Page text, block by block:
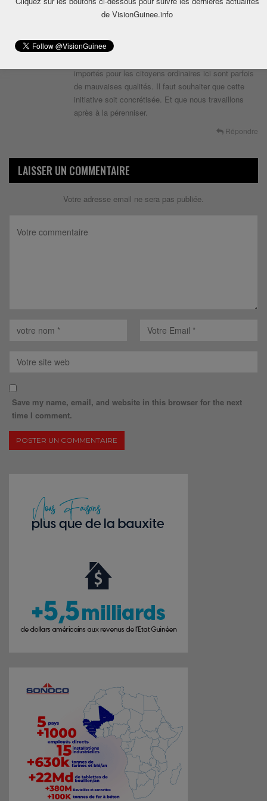
D’où l’intérêt des propos tenus par le chef de l’Etat. Il
faut que l’offre soit nationale et suffisante. De cette
de production mais aussi ils se nourriront avec des
importés pour les citoyens ordinaires ici sont parfois
de mauvaises qualités. Il faut souhaiter que cette
initiative soit concrétisée. Et que nous travaillons
après à la pérenniser.
Répondre
LAISSER UN COMMENTAIRE
Votre adresse email ne sera pas publiée.
Save my name, email, and website in this browser for the next
time I comment.
de VisionGuinee.info